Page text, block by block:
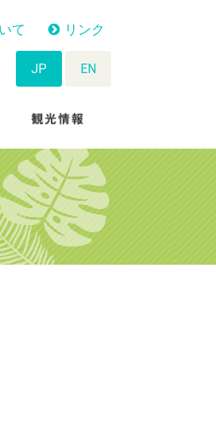
て リンク
JP EN